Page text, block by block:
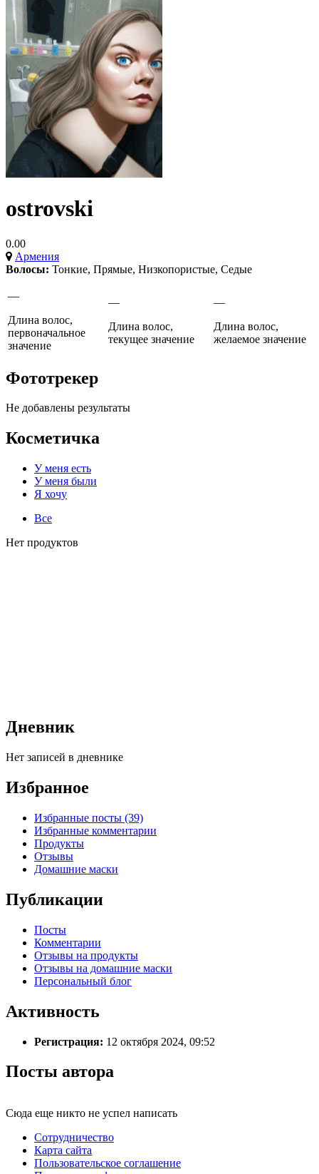
ostrovski
0.00
Армения
Волосы: Тонкие, Прямые, Низкопористые, Седые
—
Длина волос,
первоначальное
значение
—
Длина волос,
текущее значение
—
Длина волос,
желаемое значение
Фототрекер
Не добавлены результаты
Косметичка
У меня есть
У меня были
Я хочу
Все
Нет продуктов
Дневник
Нет записей в дневнике
Избранное
Избранные посты (39)
Избранные комментарии
Продукты
Отзывы
Домашние маски
Публикации
Посты
Комментарии
Отзывы на продукты
Отзывы на домашние маски
Персональный блог
Активность
Регистрация: 12 октября 2024, 09:52
Посты автора
Сюда еще никто не успел написать
Сотрудничество
Карта сайта
Пользовательское соглашение